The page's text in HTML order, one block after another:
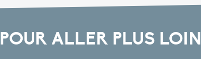
POUR ALLER PLUS LOIN